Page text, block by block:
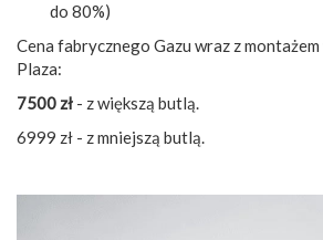
do 80%)
Cena fabrycznego Gazu wraz z
Plaza:
7500 zł - z większą butlą.
6999 zł - z mniejszą butlą.